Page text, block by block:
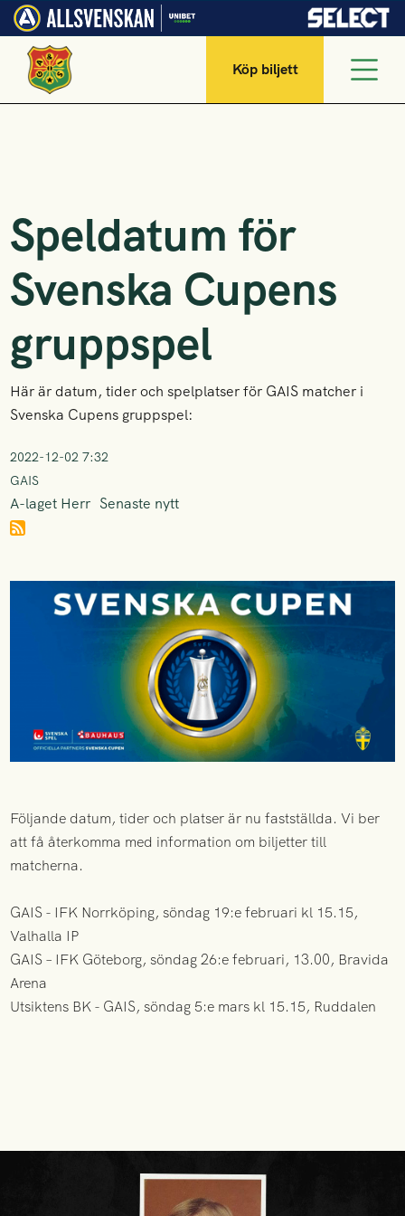
Köp biljett
Speldatum för
Svenska Cupens
gruppspel
Här är datum, tider och spelplatser för GAIS matcher i
Svenska Cupens gruppspel:
2022-12-02 7:32
GAIS
A-laget Herr Senaste nytt
Följande datum, tider och platser är nu fastställda. Vi ber
att få återkomma med information om biljetter till
matcherna.
GAIS - IFK Norrköping, söndag 19:e februari kl 15.15,
Valhalla IP
GAIS – IFK Göteborg, söndag 26:e februari, 13.00, Bravida
Arena
Utsiktens BK - GAIS, söndag 5:e mars kl 15.15, Ruddalen